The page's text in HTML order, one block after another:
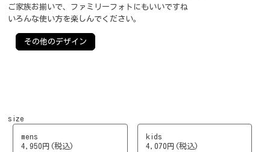
ご家族お揃いで、ファミリーフォトにもいいですね
いろんな使い方を楽しんでください。
その他のデザイン
size
mens
4,950円(税込)
kids
4,070円(税込)